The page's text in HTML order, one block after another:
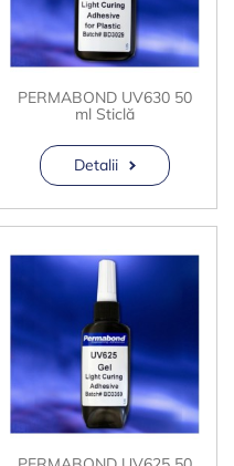
PERMABOND UV630 50
ml Sticlă
Detalii